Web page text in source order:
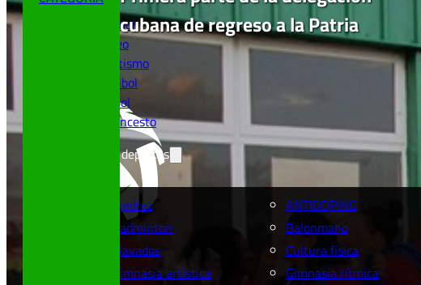
Béisbol
Boxeo
Atletismo
Voleibol
Fútbol
Baloncesto
Más deportes
Ajedrez ANTIDOPING
Badminton
Balonmano
Clavados
Cultura física
Gimnasia artistica
Gimnasia rítmica
cubana de regreso a la Patria